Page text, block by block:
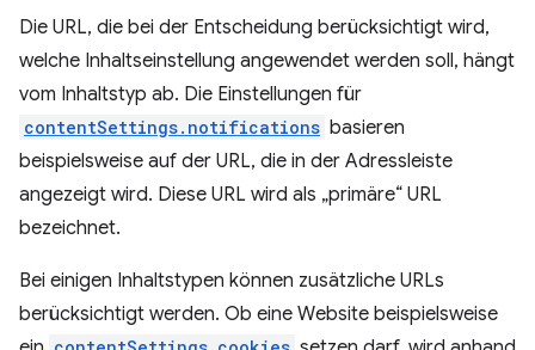
Die URL, die bei der Entscheidung berücksichtigt wird,
welche Inhaltseinstellung angewendet werden soll, hängt
vom Inhaltstyp ab. Die Einstellungen für
contentSettings.notifications basieren
beispielsweise auf der URL, die in der Adressleiste
angezeigt wird. Diese URL wird als „primäre“ URL
bezeichnet.
Bei einigen Inhaltstypen können zusätzliche URLs
berücksichtigt werden. Ob eine Website beispielsweise